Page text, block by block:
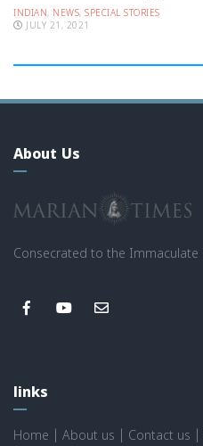
INDIAN, NEWS, SPECIAL STORIES
JULY 21, 2021
About Us
Consecrated to the Immaculate
links
Home About us Contact us